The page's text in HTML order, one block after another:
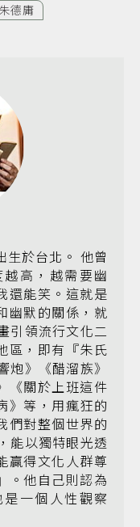
朱德庸
生於台北。 他曾
高，越需要幽
還能笑。這就是
幽默的關係，就
引領流行文化二
區，即有『朱氏
炮》《醋溜族》
《關於上班這件
》等，用瘋狂的
們對整個世界的
能以獨特眼光透
贏得文化人群尊
。他自己則認為
一個人性觀察